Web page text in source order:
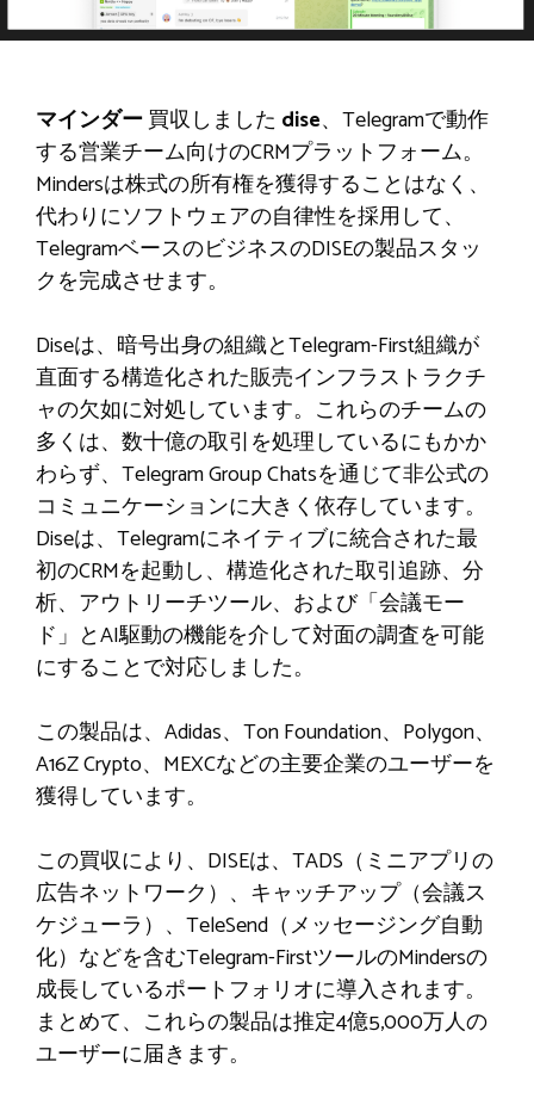
マインダー買収しました dise、Telegramで動作
する営業チーム向けのCRMプラットフォーム。
Mindersは株式の所有権を獲得することはなく、
代わりにソフトウェアの自律性を採用して、
TelegramベースのビジネスのDISEの製品スタッ
クを完成させます。
Diseは、暗号出身の組織とTelegram-First組織が
直面する構造化された販売インフラストラクチ
ャの欠如に対処しています。これらのチームの
多くは、数十億の取引を処理しているにもかか
わらず、Telegram Group Chatsを通じて非公式の
コミュニケーションに大きく依存しています。
Diseは、Telegramにネイティブに統合された最
初のCRMを起動し、構造化された取引追跡、分
析、アウトリーチツール、および「会議モー
ド」とAI駆動の機能を介して対面の調査を可能
にすることで対応しました。
この製品は、Adidas、Ton Foundation、Polygon、
A16Z Crypto、MEXCなどの主要企業のユーザーを
獲得しています。
この買収により、DISEは、TADS（ミニアプリの
広告ネットワーク）、キャッチアップ（会議ス
ケジューラ）、TeleSend（メッセージング自動
化）などを含むTelegram-FirstツールのMindersの
成長しているポートフォリオに導入されます。
まとめて、これらの製品は推定4億5,000万人の
ユーザーに届きます。